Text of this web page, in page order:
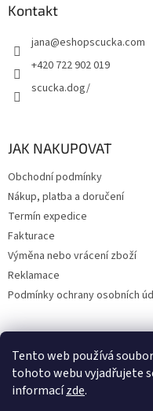
Tento web používá
tohoto webu vyjadřujete
informacízde.
Kontakt
jana@eshopscucka.com
+420 722 902 019
scucka.dog/
JAK NAKUPOVAT
Obchodní podmínky
Nákup, platba a doručení
Termín expedice
Fakturace
Výměna nebo vrácení zboží
Reklamace
Podmínky ochrany osobních